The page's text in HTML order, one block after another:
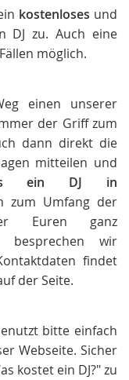
kostenloses und
DJ zu. Auch eine
möglich.
einen unserer
der Griff zum
dann direkt die
mitteilen und
ein DJ in
zum Umfang der
Euren ganz
besprechen wir
findet
der Seite.
bitte einfach
Webseite. Sicher
kostet ein DJ?" zu